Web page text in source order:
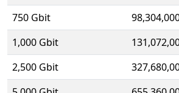
750 Gbit
1,000 Gbit
2,500 Gbit